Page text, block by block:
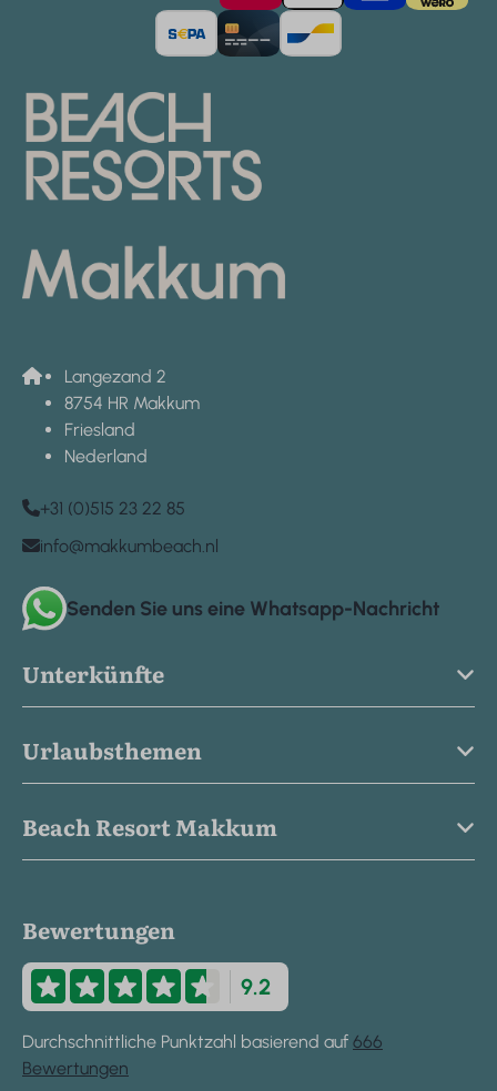
Langezand 2
8754 HR Makkum
Friesland
Nederland
+31 (0)515 23 22 85
info@makkumbeach.nl
Senden Sie uns eine Whatsapp-Nachricht
Unterkünfte
Urlaubsthemen
Beach Resort Makkum
Bewertungen
9.2
Durchschnittliche Punktzahl basierend auf 666
Bewertungen